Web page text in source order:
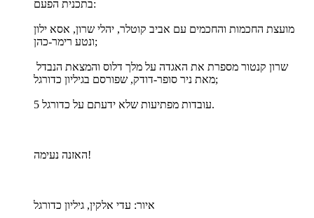
בתכנית הפעם:
מועצת החכמות והחכמים עם אביב קוטלר, יהלי שרון, אסא ילון
ונטע רימר-כהן;
שרון קנטור מספרת את האגדה על מלך דלוס והמצאת הנבדל
מאת ניר סופר-דודק, שפורסם בגיליון כדורגל;
5 עובדות מפתיעות שלא ידעתם על כדורגל.
האזנה נעימה!
איור: עדי אלקין, גיליון כדורגל